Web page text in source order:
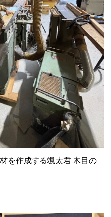
を作成する颯太君 木目の